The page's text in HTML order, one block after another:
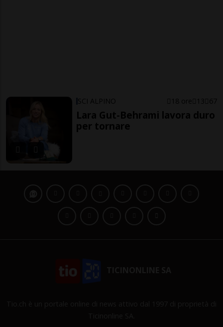
SCI ALPINO 18 ore 13 67
Lara Gut-Behrami lavora duro
per tornare